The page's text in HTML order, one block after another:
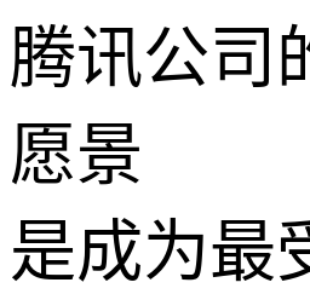
腾讯公司
愿景
是成为最